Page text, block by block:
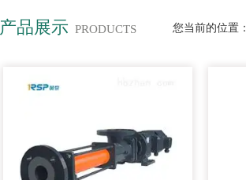
产品展示 PRODUCTS 您当前的位置：